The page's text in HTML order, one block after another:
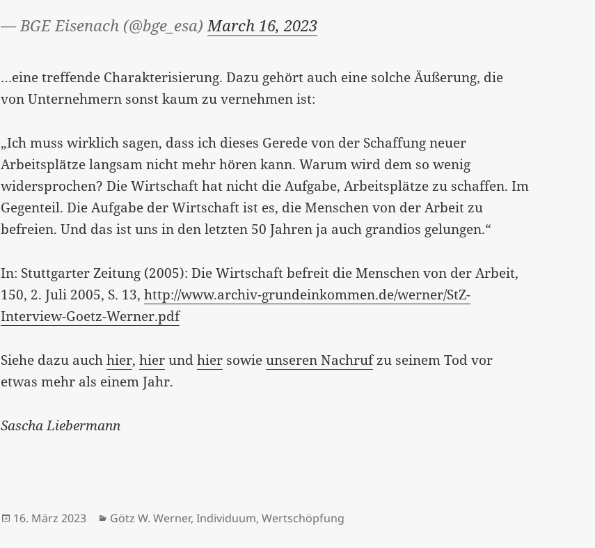
— BGE Eisenach (@bge_esa)March 16, 2023
…eine treffende Charakterisierung. Dazu gehört auch eine solche Äußerung, die
von Unternehmern sonst kaum zu vernehmen ist:
„Ich muss wirklich sagen, dass ich dieses Gerede von der Schaffung neuer
Arbeitsplätze langsam nicht mehr hören kann. Warum wird dem so wenig
widersprochen? Die Wirtschaft hat nicht die Aufgabe, Arbeitsplätze zu schaffen. Im
Gegenteil. Die Aufgabe der Wirtschaft ist es, die Menschen von der Arbeit zu
befreien. Und das ist uns in den letzten 50 Jahren ja auch grandios gelungen.“
In: Stuttgarter Zeitung (2005): Die Wirtschaft befreit die Menschen von der Arbeit,
150, 2. Juli 2005, S. 13,http://www.archiv-grundeinkommen.de/werner/StZ-
Interview-Goetz-Werner.pdf
Siehe dazu auchhier,hierundhier sowieunseren Nachrufzu seinem Tod vor
etwas mehr als einem Jahr.
Sascha Liebermann
Veröffentlicht
16. März 2023 Kategorien
Götz W. Werner,Individuum,Wertschöpfung